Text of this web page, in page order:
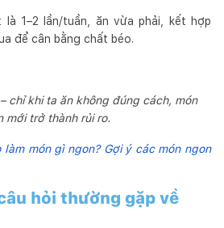
là 1–2 lần/tuần, ăn vừa phải, kết hợp
để cân bằng chất béo.
chỉ khi ta ăn không đúng cách, món
mới trở thành rủi ro.
làm món gì ngon? Gợi ý các món ngon
hỏi thường gặp về